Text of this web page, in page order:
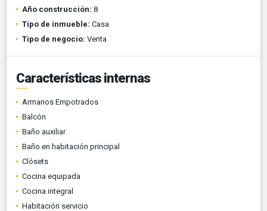
Año construcción: 8
Tipo de inmueble: Casa
Tipo de negocio: Venta
Características internas
Armarios Empotrados
Balcón
Baño auxiliar
Baño en habitación principal
Clósets
Cocina equipada
Cocina integral
Habitación servicio